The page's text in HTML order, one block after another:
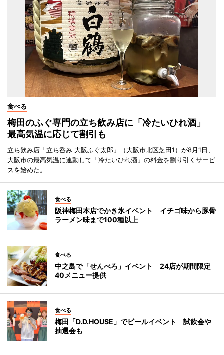
食べる
梅田のふぐ専門の立ち飲み店に「冷たいひれ酒」
最高気温に応じて割引も
立ち飲み店「立ち呑み 大阪ふぐ太郎」（大阪市北区芝田1）が8月1日、
大阪市の最高気温に連動して「冷たいひれ酒」の料金を割り引くサービ
スを始めた。
食べる
阪神梅田本店でかき氷イベント イチゴ味から豚骨
ラーメン味まで100種以上
食べる
中之島で「せんべろ」イベント 24店が期間限定
40メニュー提供
食べる
梅田「D.D.HOUSE」でビールイベント 試飲会や
抽選会も